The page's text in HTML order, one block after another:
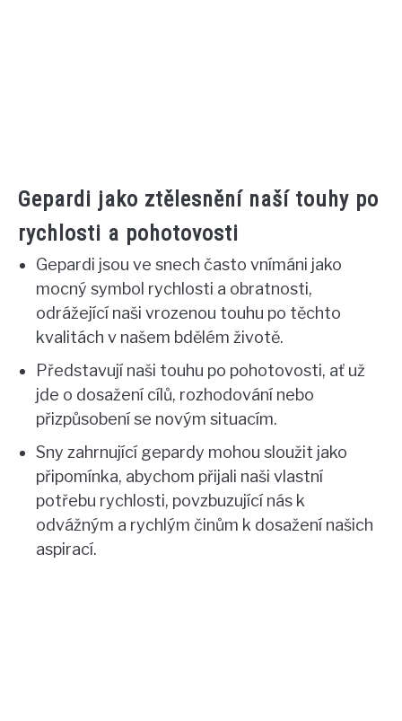
Gepardi jako ztělesnění naší touhy po
rychlosti a pohotovosti
Gepardi jsou ve snech často vnímáni jako
mocný symbol rychlosti a obratnosti,
odrážející naši vrozenou touhu po těchto
kvalitách v našem bdělém životě.
Představují naši touhu po pohotovosti, ať už
jde o dosažení cílů, rozhodování nebo
přizpůsobení se novým situacím.
Sny zahrnující gepardy mohou sloužit jako
připomínka, abychom přijali naši vlastní
potřebu rychlosti, povzbuzující nás k
odvážným a rychlým činům k dosažení našich
aspirací.